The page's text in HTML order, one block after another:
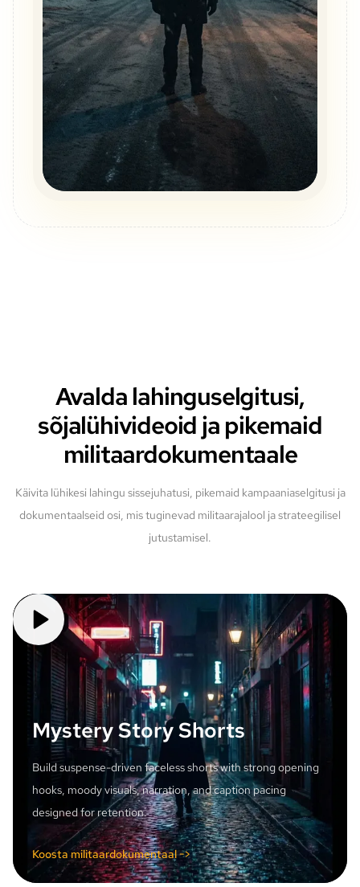
Avalda lahinguselgitusi,
sõjalühivideoid ja pikemaid
militaardokumentaale
Käivita lühikesi lahingu sissejuhatusi, pikemaid kampaaniaselgitusi ja
dokumentaalseid osi, mis tuginevad militaarajalool ja strateegilisel
jutustamisel.
Mystery Story Shorts
Build suspense-driven faceless shorts with strong opening
hooks, moody visuals, narration, and caption pacing
designed for retention.
Koosta militaardokumentaal ->